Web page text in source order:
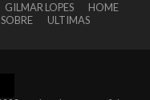
GILMAR LOPES
HOME
SOBRE ULTIMAS